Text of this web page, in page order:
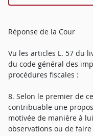
Réponse de la Cour
Vu les articles L. 57 du
du code général des
procédures fiscales :
8. Selon le premier de
contribuable une
motivée de manière à
observations ou de